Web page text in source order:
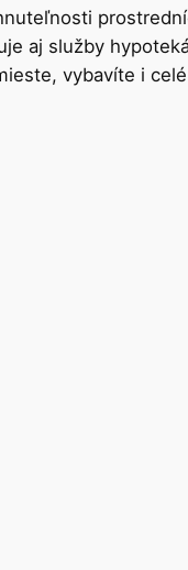
aj služby
vybavíte i